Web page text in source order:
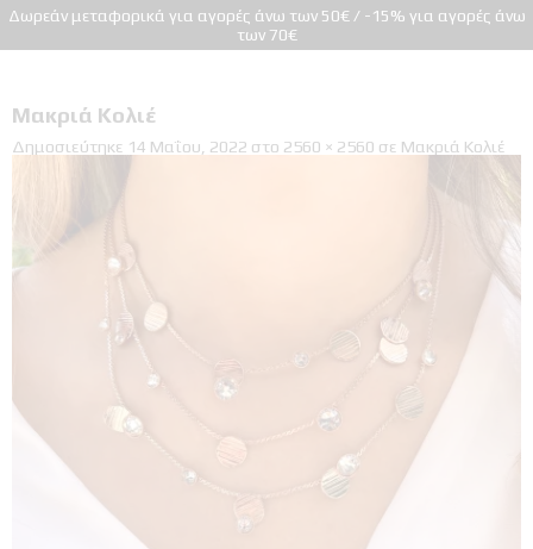
Δωρεάν μεταφορικά για αγορές άνω των 50€ / -15% για αγορές άνω
των 70€
Μακριά Κολιέ
Δημοσιεύτηκε 14 Μαΐου, 2022 στο 2560 × 2560 σε Μακριά Κολιέ